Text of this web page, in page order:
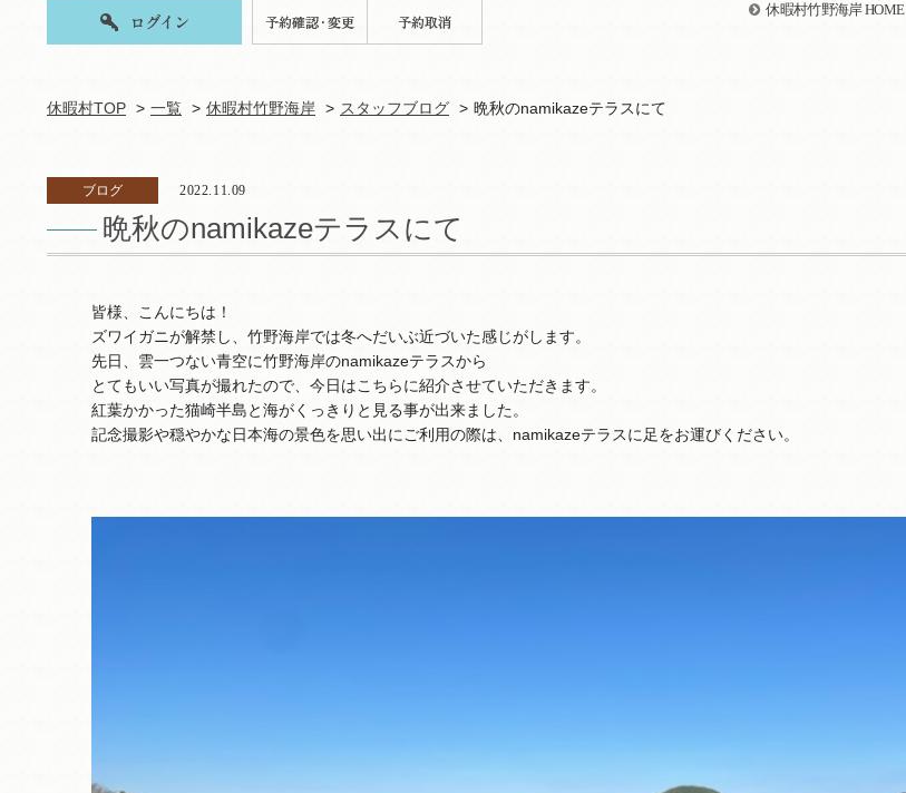
休暇村竹野海岸 HOME
休暇村TOP 一覧 休暇村竹野海岸 スタッフブログ 晩秋のnamikazeテラスにて
ブログ 2022.11.09
晩秋のnamikazeテラスにて
皆様、こんにちは！
ズワイガニが解禁し、竹野海岸では冬へだいぶ近づいた感じがします。
先日、雲一つない青空に竹野海岸のnamikazeテラスから
とてもいい写真が撮れたので、今日はこちらに紹介させていただきます。
紅葉かかった猫崎半島と海がくっきりと見る事が出来ました。
記念撮影や穏やかな日本海の景色を思い出にご利用の際は、namikazeテラスに足をお運びください。